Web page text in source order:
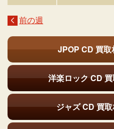
前の週
JPOP CD 買
洋楽ロック CD買
ジャズ CD買取